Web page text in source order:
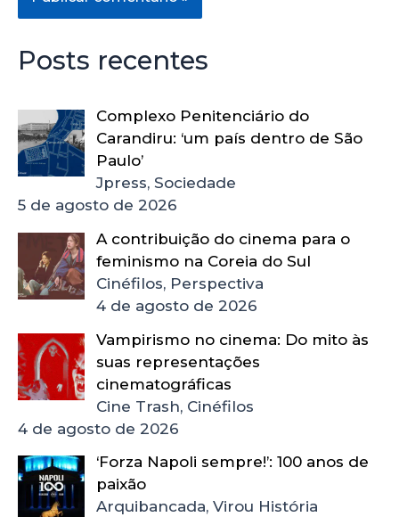
Posts recentes
Complexo Penitenciário do
Carandiru: ‘um país dentro de São
Paulo’
Jpress, Sociedade
5 de agosto de 2026
A contribuição do cinema para o
feminismo na Coreia do Sul
Cinéfilos, Perspectiva
4 de agosto de 2026
Vampirismo no cinema: Do mito às
suas representações
cinematográficas
Cine Trash, Cinéfilos
4 de agosto de 2026
‘Forza Napoli sempre!’: 100 anos de
paixão
Arquibancada, Virou História